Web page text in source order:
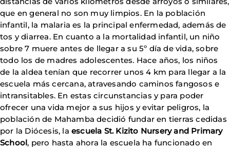
que en general no son muy limpios. En la población
infantil, la malaria es la principal enfermedad, además de
tos y diarrea. En cuanto a la mortalidad infantil, un niño
sobre 7 muere antes de llegar a su 5º día de vida, sobre
todo los de madres adolescentes. Hace años, los niños
de la aldea tenían que recorrer unos 4 km para llegar a la
escuela más cercana, atravesando caminos fangosos e
intransitables. En estas circunstancias y para poder
ofrecer una vida mejor a sus hijos y evitar peligros, la
población de Mahamba decidió fundar en tierras cedidas
por la Diócesis, la escuela St. Kizito Nursery and Primary
School, pero hasta ahora la escuela ha funcionado en